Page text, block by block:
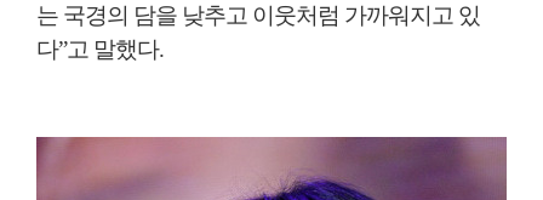
는 국경의 담을 낮추고 이웃처럼 가까워지고 있
다”고 말했다.